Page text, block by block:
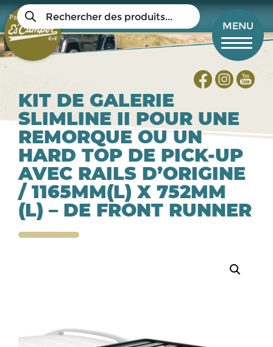
Aller
au
contenu
principal
Panier Mon compte
Recherche
de
produits
MENU
KIT DE GALERIE
SLIMLINE II POUR UNE
REMORQUE OU UN
HARD TOP DE PICK-UP
AVEC RAILS D’ORIGINE
/ 1165MM(L) X 752MM
(L) – DE FRONT RUNNER